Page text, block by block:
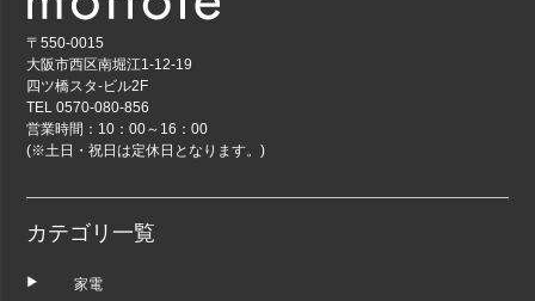
〒550-0015
大阪市西区南堀江1-12-19
四ツ橋スタ-ビル2F
TEL 0570-080-856
営業時間：10：00～16：00
(※土日・祝日は定休日となります。)
カテゴリ一覧
家電